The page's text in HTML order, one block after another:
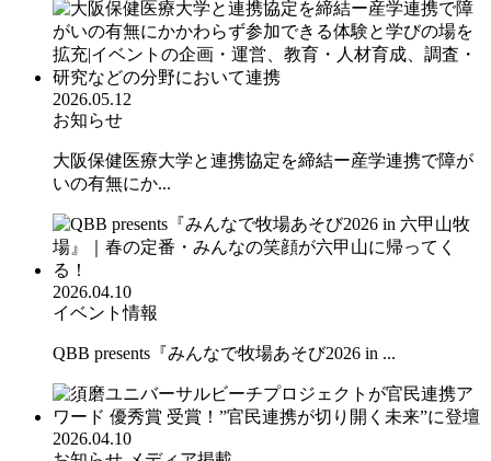
2026.05.12
お知らせ
大阪保健医療大学と連携協定を締結ー産学連携で障が
いの有無にか...
2026.04.10
イベント情報
QBB presents『みんなで牧場あそび2026 in ...
2026.04.10